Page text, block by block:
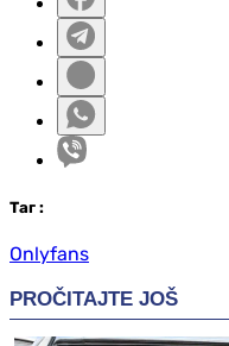
Таг :
Onlyfans